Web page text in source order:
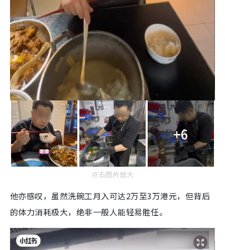
+6
点击图片放大
他亦感叹，虽然洗碗工月入可达2万至3万港元，但背后
的体力消耗极大，绝非一般人能轻易胜任。